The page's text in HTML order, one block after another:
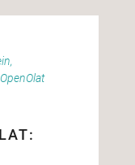
,
OpenOlat